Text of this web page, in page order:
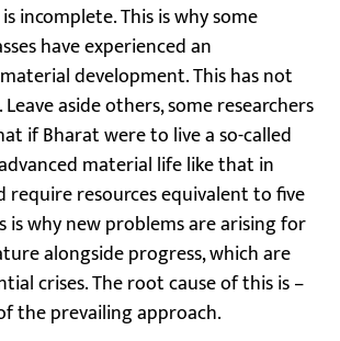
incomplete. This is why some
have experienced an
development. This has not
aside others, some researchers
if Bharat were to live a so-called
material life like that in
require resources equivalent to five
is why new problems are arising for
alongside progress, which are
crises. The root cause of this is –
the prevailing approach.